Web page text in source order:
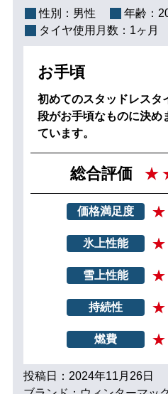
性別： 男性 年齢：
タイヤ使用月数： 1ヶ月
お手頃
初めてのスタッドレスタ
段がお手頃なものに決め
ています。
総合評価
価格満足度
氷上性能
雪上性能
持続性
燃費
投稿日：2024年11月26日